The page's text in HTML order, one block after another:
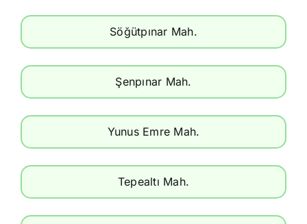
Söğütpınar Mah.
Şenpınar Mah.
Yunus Emre Mah.
Tepealtı Mah.